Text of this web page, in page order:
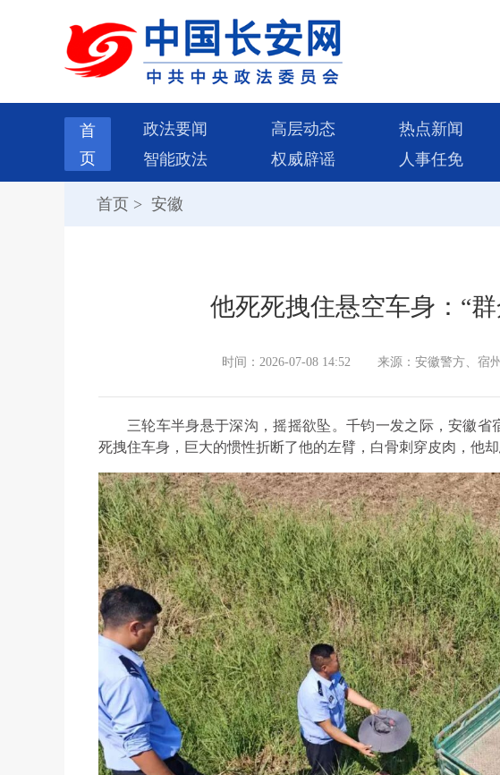
首
页
政法要闻 高层动态 热点新闻
智能政法
权威辟谣 人事任免
首页 > 安徽
他死死拽住悬空车身：“群
时间：2026-07-08 14:52 来源：安徽警方、宿
三轮车半身悬于深沟，摇摇欲坠。千钧一发之际，安徽
死拽住车身，巨大的惯性折断了他的左臂，白骨刺穿皮肉，他